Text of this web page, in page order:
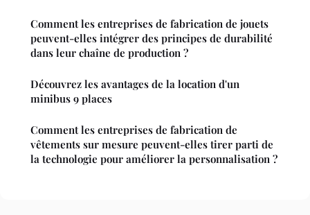
Comment les entreprises de fabrication de jouets
peuvent-elles intégrer des principes de durabilité
dans leur chaîne de production ?
Découvrez les avantages de la location d'un
minibus 9 places
Comment les entreprises de fabrication de
vêtements sur mesure peuvent-elles tirer parti de
la technologie pour améliorer la personnalisation ?